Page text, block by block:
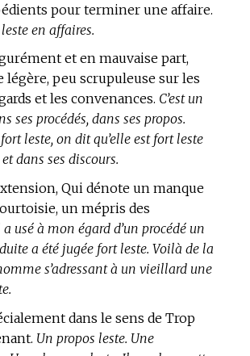
pour terminer une affaire.
en affaires.
et en mauvaise part,
légère, peu scrupuleuse sur les
et les convenances. C’est un
ses procédés, dans ses propos.
leste, on dit qu’elle est fort leste
dans ses discours.
Qui dénote un manque
un mépris des
a usé à mon égard d’un procédé un
a été jugée fort leste. Voilà de la
s’adressant à un vieillard une
dans le sens de Trop
Un propos leste. Une